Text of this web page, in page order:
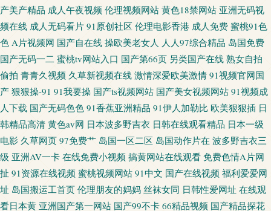
产美产精品 成人午夜视频 伦理视频网站 黄色18禁网站 亚洲无码视
频在线 成人无码看片 91原创社区 伦理电影香港 成人免费 蜜桃91色
色 A片视频网 国产自在线 操欧美老女人 人人97综合精品 岛国免费
国产无码一二 蜜桃tv网站入口 国产第66页 另类国产在线 熟女自拍
偷拍 青青久视频 久草新视频在线 激情深爱欧美激情 91视频官网国
产 狠狠操-91 91我要操 国产ts视频网站 国产美女视频网站 91视频成
人下载 国产无码色色 91香蕉亚洲精品 91伊人加勒比 欧美狠狠插 日
韩精品高清 黄色av网 日本波多野吉衣 日韩在线观看精品 日本一级
电影 久草网页 97免费艹 岛国一区二区 岛国动作片在 波多野吉衣三
级 亚洲AV一卡 在线免费小视频 搞黄网站在线观看 免费色情A片网
扯 91资源在线视频 蜜桃视频网站 91中文 国产在线视频 福利爱爱网
址 岛国搬运工首页 伦理朋友的妈妈 丝袜女同 日韩性爱网址 在线观
看日本黄 亚洲国产第一网站 国产99不卡 66精品视频 国产精品探花